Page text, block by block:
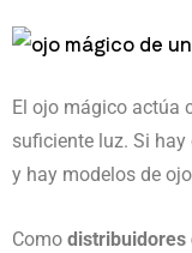
El ojo mágico actúa
suficiente luz. Si
y hay modelos de
Como distribuidores